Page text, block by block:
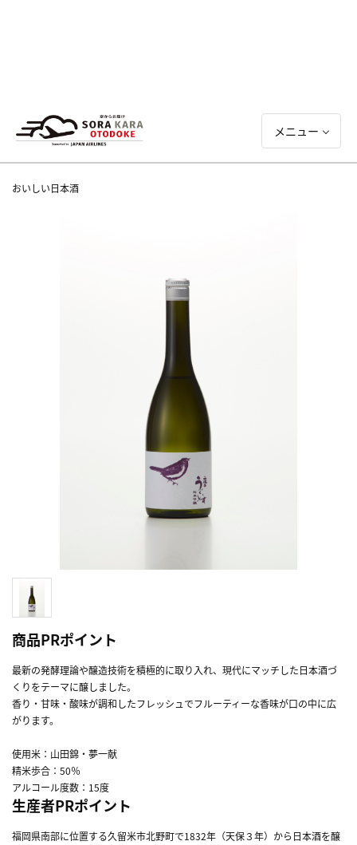
メニュー
おいしい日本酒
商品PRポイント
最新の発酵理論や醸造技術を積極的に取り入れ、現代にマッチした日本酒づ
くりをテーマに醸しました。
香り・甘味・酸味が調和したフレッシュでフルーティーな香味が口の中に広
がります。
使用米：山田錦・夢一献
精米歩合：50％
アルコール度数：15度
生産者PRポイント
福岡県南部に位置する久留米市北野町で1832年（天保３年）から日本酒を醸